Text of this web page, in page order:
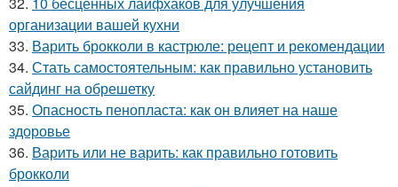
организации вашей кухни
33. Варить брокколи в кастрюле: рецепт и рекомендации
34. Стать самостоятельным: как правильно установить
сайдинг на обрешетку
35. Опасность пенопласта: как он влияет на наше
здоровье
36. Варить или не варить: как правильно готовить
брокколи